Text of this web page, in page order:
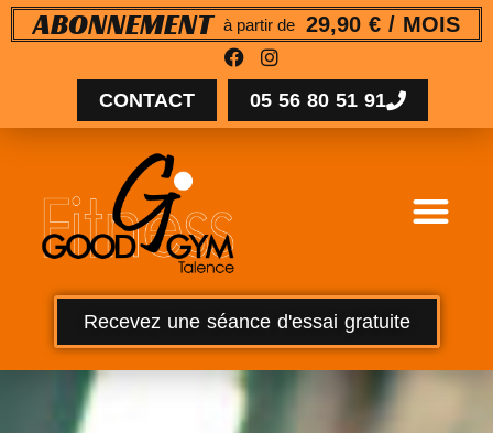
ABONNEMENT à partir de 29,90 € / MOIS
CONTACT 05 56 80 51 91
Recevez une séance d'essai gratuite